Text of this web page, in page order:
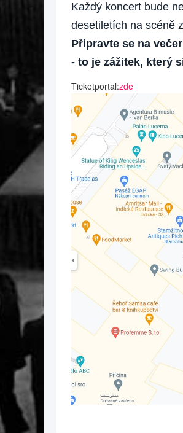
Každý koncert bude
desetiletích na scéně
Připravte se na
- to je zážitek, který
Ticketportal:zde